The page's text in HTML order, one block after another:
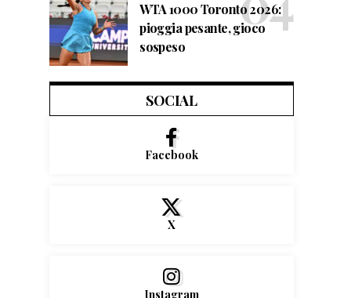
WTA 1000 Toronto 2026:
pioggia pesante, gioco
sospeso
SOCIAL
Facebook
X
Instagram